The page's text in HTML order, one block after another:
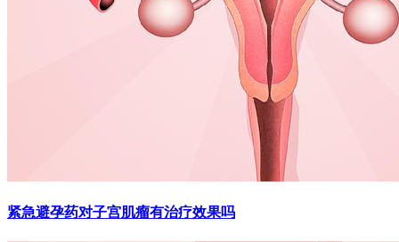
紧急避孕药对子宫肌瘤有治疗效果吗